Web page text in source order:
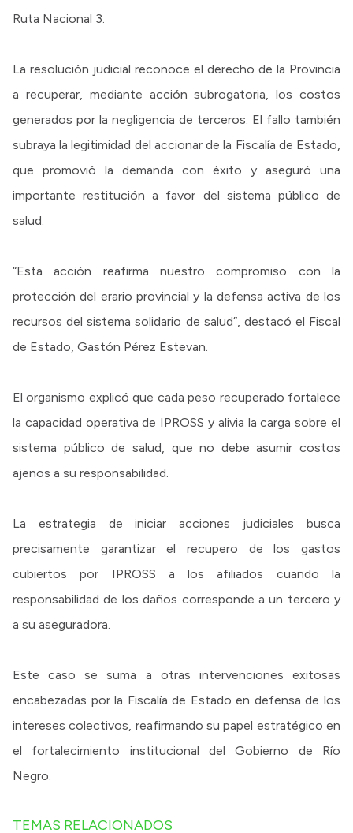
Ruta Nacional 3.
La resolución judicial reconoce el derecho de la Provincia
a recuperar, mediante acción subrogatoria, los costos
generados por la negligencia de terceros. El fallo también
subraya la legitimidad del accionar de la Fiscalía de Estado,
que promovió la demanda con éxito y aseguró una
importante restitución a favor del sistema público de
salud.
“Esta acción reafirma nuestro compromiso con la
protección del erario provincial y la defensa activa de los
recursos del sistema solidario de salud”, destacó el Fiscal
de Estado, Gastón Pérez Estevan.
El organismo explicó que cada peso recuperado fortalece
la capacidad operativa de IPROSS y alivia la carga sobre el
sistema público de salud, que no debe asumir costos
ajenos a su responsabilidad.
La estrategia de iniciar acciones judiciales busca
precisamente garantizar el recupero de los gastos
cubiertos por IPROSS a los afiliados cuando la
responsabilidad de los daños corresponde a un tercero y
a su aseguradora.
Este caso se suma a otras intervenciones exitosas
encabezadas por la Fiscalía de Estado en defensa de los
intereses colectivos, reafirmando su papel estratégico en
el fortalecimiento institucional del Gobierno de Río
Negro.
TEMAS RELACIONADOS